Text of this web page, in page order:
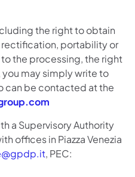
the right to obtain
portability or
the processing, the right
may simply write to
can be contacted at the
a Supervisory Authority
offices in Piazza Venezia
, PEC: